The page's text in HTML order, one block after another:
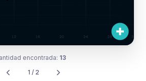
encontrada: 13
1 / 2